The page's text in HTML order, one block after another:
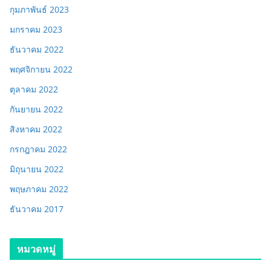
กุมภาพันธ์ 2023
มกราคม 2023
ธันวาคม 2022
พฤศจิกายน 2022
ตุลาคม 2022
กันยายน 2022
สิงหาคม 2022
กรกฎาคม 2022
มิถุนายน 2022
พฤษภาคม 2022
ธันวาคม 2017
หมวดหมู่